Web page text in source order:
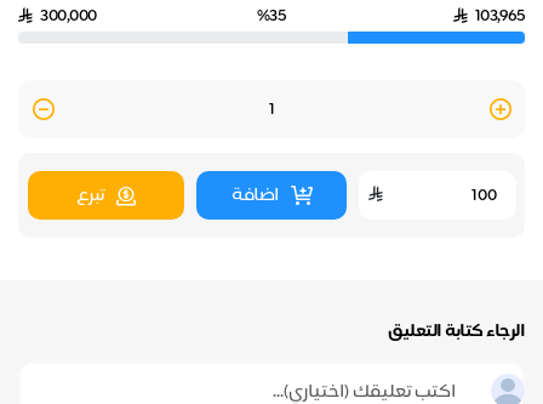
103,965
%35
300,000
Quantity
اضافة تبرع
الرجاء كتابة التعليق